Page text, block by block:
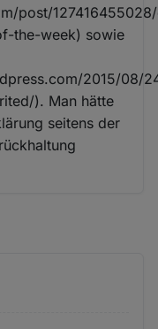
post/
the-week) sowie
2015/08/
). Man hätte
seitens der